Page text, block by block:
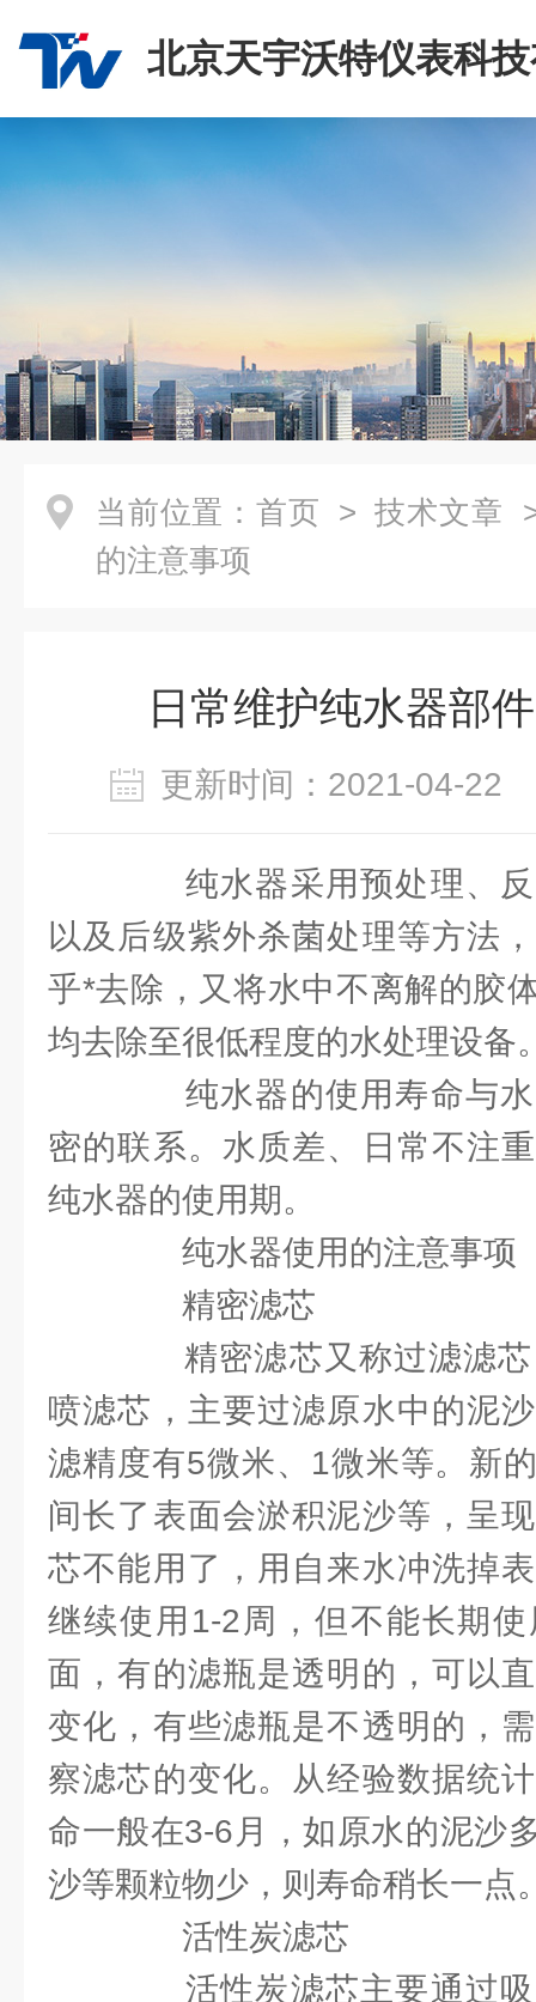
北京天宇沃特仪表科
司
当前位置： 首页 > 技术文章
的注意事项
日常维护纯水器部
更新时间：2021-04-
纯水器采用预处理、反
以及后级紫外杀菌处理等方法
乎*去除，又将水中不离解的胶
均去除至很低程度的水处理设备
纯水器的使用寿命与水
密的联系。水质差、日常不注
纯水器的使用期。
纯水器使用的注意事项
精密滤芯
精密滤芯又称过滤滤芯
喷滤芯，主要过滤原水中的泥
滤精度有5微米、1微米等。新
间长了表面会淤积泥沙等，呈
芯不能用了，用自来水冲洗掉
继续使用1-2周，但不能长期
面，有的滤瓶是透明的，可以
变化，有些滤瓶是不透明的，
察滤芯的变化。从经验数据统
命一般在3-6月，如原水的泥沙
沙等颗粒物少，则寿命稍长一点
活性炭滤芯
活性炭滤芯主要通过吸